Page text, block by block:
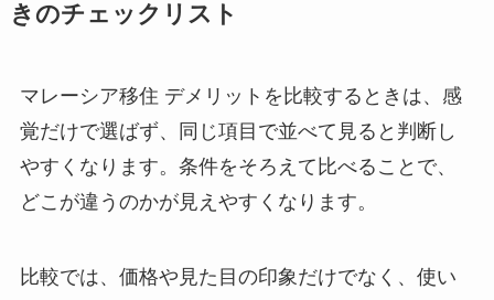
きのチェックリスト
マレーシア移住 デメリットを比較するときは、感
覚だけで選ばず、同じ項目で並べて見ると判断し
やすくなります。条件をそろえて比べることで、
どこが違うのかが見えやすくなります。
比較では、価格や見た目の印象だけでなく、使い